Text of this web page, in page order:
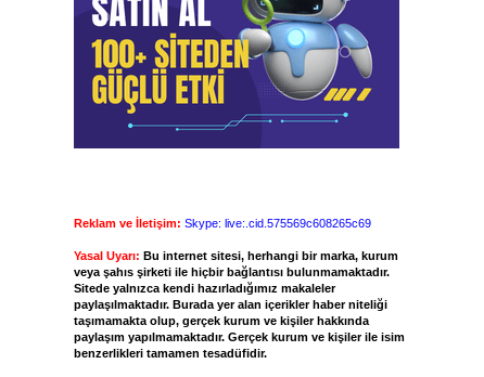
Reklam ve İletişim: Skype: live:.cid.575569c608265c69
Yasal Uyarı: Bu internet sitesi, herhangi bir marka, kurum
veya şahıs şirketi ile hiçbir bağlantısı bulunmamaktadır.
Sitede yalnızca kendi hazırladığımız makaleler
paylaşılmaktadır. Burada yer alan içerikler haber niteliği
taşımamakta olup, gerçek kurum ve kişiler hakkında
paylaşım yapılmamaktadır. Gerçek kurum ve kişiler ile isim
benzerlikleri tamamen tesadüfidir.